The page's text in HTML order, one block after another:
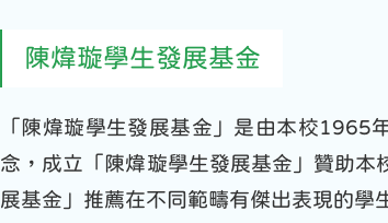
陳煒璇學生發展基金
「陳煒璇學生發展基金」是由本校1965
念，成立「陳煒璇學生發展基金」贊助
展基金」推薦在不同範疇有傑出表現的學